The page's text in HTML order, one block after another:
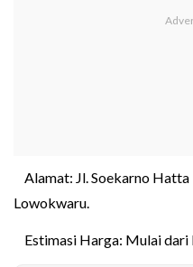
Alamat: Jl. Soekarno
Lowokwaru.
Estimasi Harga: Mulai dari